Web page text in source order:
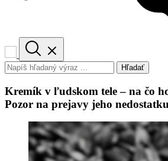
Hľadať
Kremík v ľudskom tele – na čo
Pozor na prejavy jeho nedostatku